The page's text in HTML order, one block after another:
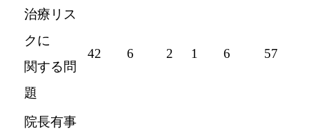
治療リス
クに
関する問
題
42 6 2 1 6 57
院長有事